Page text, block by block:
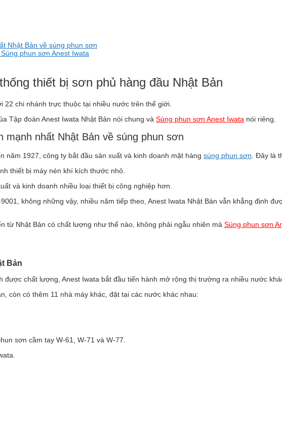
Nhật Bản về súng phun sơn
phun sơn Anest Iwata
thiết bị sơn phủ hàng đầu Nhật Bản
chi nhánh trực thuộc tại nhiều nước trên thế giới.
Tập đoàn Anest Iwata Nhật Bản nói chung và Súng phun sơn Anest Iwata nói riêng.
mạnh nhất Nhật Bản về súng phun sơn
1927, công ty bắt đầu sản xuất và kinh doanh mặt hàng súng phun sơn . Đây là
thiết bị máy nén khí kích thước nhỏ.
và kinh doanh nhiều loại thiết bị công nghiệp hơn.
không những vậy, nhiều năm tiếp theo, Anest Iwata Nhật Bản vẫn khẳng định
từ Nhật Bản có chất lượng như thế nào, không phải ngẫu nhiên mà Súng phun sơn
Bản
chất lượng, Anest Iwata bắt đầu tiến hành mở rộng thị trường ra nhiều nước
còn có thêm 11 nhà máy khác, đặt tại các nước khác nhau:
sơn cầm tay W-61, W-71 và W-77.